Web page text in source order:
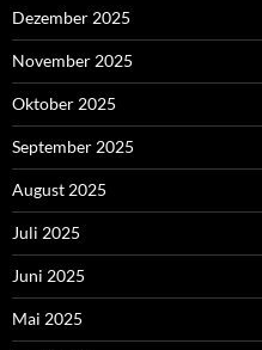
Dezember 2025
November 2025
Oktober 2025
September 2025
August 2025
Juli 2025
Juni 2025
Mai 2025